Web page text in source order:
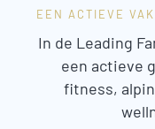
EEN ACTIEVE
In de Leading
een actieve
fitness,